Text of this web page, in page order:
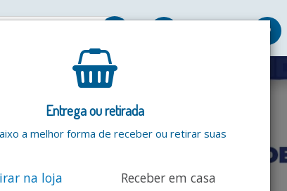
Entrega ou retirada
a melhor forma de receber ou retirar suas
na loja Receber em casa